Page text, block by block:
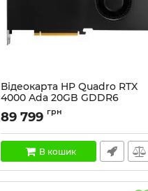
Відеокарта HP Quadro RTX
4000 Ada 20GB GDDR6
Артикул: 8D6B7AA
89 799 грн
В кошик